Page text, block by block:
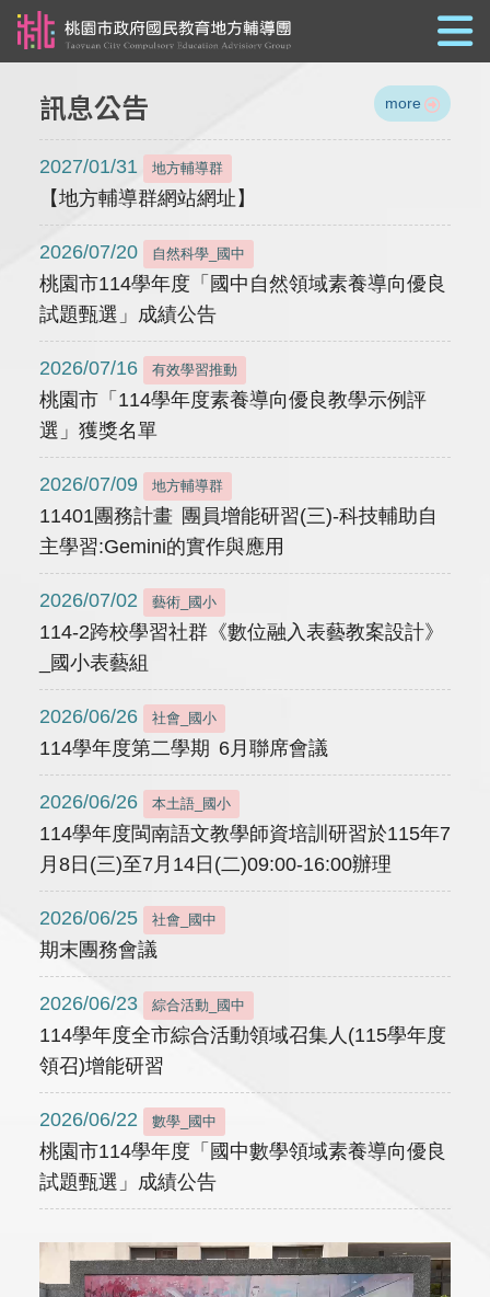
訊息公告 more
2027/01/31 地方輔導群
【地方輔導群網站網址】
2026/07/20 自然科學_國中
桃園市114學年度「國中自然領域素養導向優良
試題甄選」成績公告
2026/07/16 有效學習推動
桃園市「114學年度素養導向優良教學示例評
選」獲獎名單
2026/07/09 地方輔導群
11401團務計畫 團員增能研習(三)-科技輔助自
主學習:Gemini的實作與應用
2026/07/02 藝術_國小
114-2跨校學習社群《數位融入表藝教案設計》
_國小表藝組
2026/06/26 社會_國小
114學年度第二學期 6月聯席會議
2026/06/26 本土語_國小
114學年度閩南語文教學師資培訓研習於115年7
月8日(三)至7月14日(二)09:00-16:00辦理
2026/06/25 社會_國中
期末團務會議
2026/06/23 綜合活動_國中
114學年度全市綜合活動領域召集人(115學年度
領召)增能研習
2026/06/22 數學_國中
桃園市114學年度「國中數學領域素養導向優良
試題甄選」成績公告